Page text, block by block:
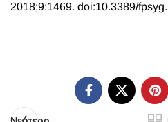
2018;9:1469. doi:10.3389/